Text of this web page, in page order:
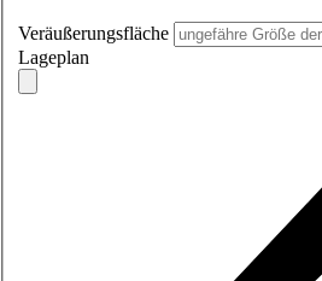
Veräußerungsfläche
Lageplan